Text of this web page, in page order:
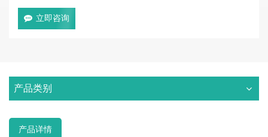
立即咨询
产品类别
产品详情